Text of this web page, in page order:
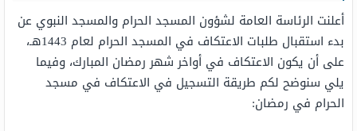
أعلنت الرئاسة العامة لشؤون المسجد الحرام والمسجد النبوي عن
بدء استقبال طلبات الاعتكاف في المسجد الحرام لعام 1443هـ،
على أن يكون الاعتكاف في أواخر شهر رمضان المبارك، وفيما
يلي سنوضح لكم طريقة التسجيل في الاعتكاف في مسجد
الحرام في رمضان: